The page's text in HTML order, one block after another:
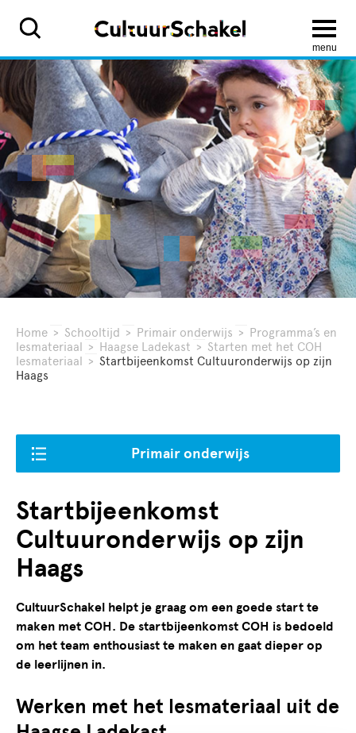
menu
Home > Schooltijd > Primair onderwijs > Programma’s en
lesmateriaal > Haagse Ladekast > Starten met het COH
lesmateriaal > Startbijeenkomst Cultuuronderwijs op zijn
Haags
Primair onderwijs
Startbijeenkomst
Cultuuronderwijs op zijn
Haags
CultuurSchakel helpt je graag om een goede start te
maken met COH. De startbijeenkomst COH is bedoeld
om het team enthousiast te maken en gaat dieper op
de leerlijnen in.
Werken met het lesmateriaal uit de